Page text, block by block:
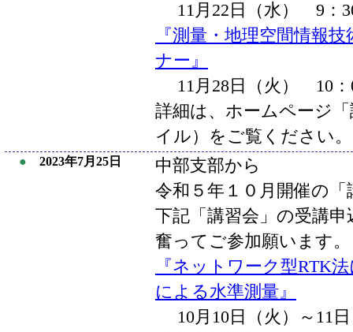
11月22日（水） 9：
『測量・地理空間情報
ナー』
11月28日（火） 10：
詳細は、ホームページ
イル）をご覧ください。
● 2023年7月25日
中部支部から
令和５年１０月開催の
下記「講習会」の受講
奮ってご参加願います。
『ネットワーク型RTK
による水準測量』
10月10日（火）～11